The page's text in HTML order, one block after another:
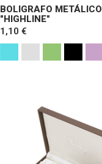
BOLIGRAFO METÁLICO
"HIGHLINE"
1,10 €